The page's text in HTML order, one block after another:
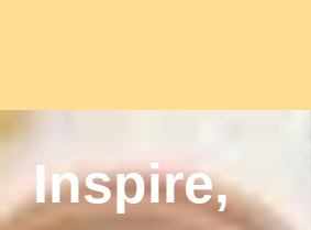
Inspire,